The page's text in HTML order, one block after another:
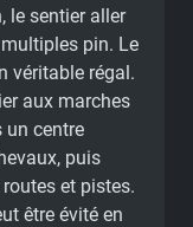
le sentier aller
pin. Le
véritable régal.
aux marches
un centre
puis
et pistes.
être évité en